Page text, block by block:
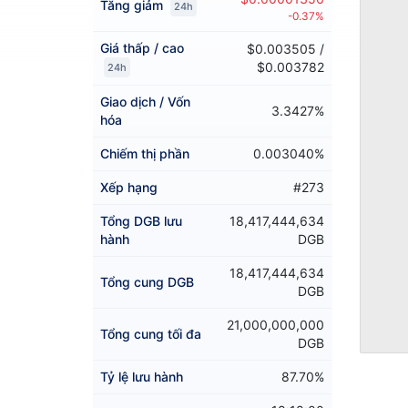
Tăng giảm 24h
-0.37%
Giá thấp / cao
24h
$0.003505 /
$0.003782
Giao dịch / Vốn
hóa
3.3427%
Chiếm thị phần 0.003040%
Xếp hạng #273
Tổng DGB lưu
hành
18,417,444,634
DGB
Tổng cung DGB
18,417,444,634
DGB
Tổng cung tối đa
21,000,000,000
DGB
Tỷ lệ lưu hành 87.70%